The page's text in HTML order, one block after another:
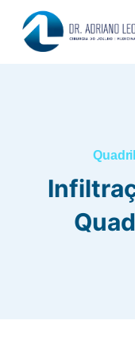
para
Quadril